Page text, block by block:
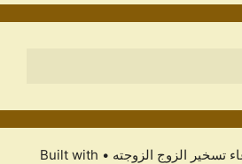
• Built with